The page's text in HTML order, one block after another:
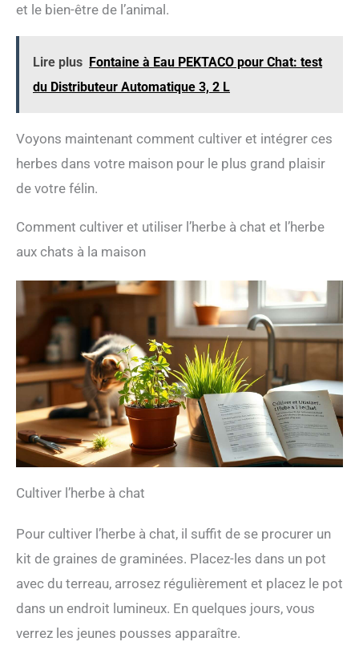
et le bien-être de l’animal.
Lire plus Fontaine à Eau PEKTACO pour Chat: test
du Distributeur Automatique 3, 2 L
Voyons maintenant comment cultiver et intégrer ces
herbes dans votre maison pour le plus grand plaisir
de votre félin.
Comment cultiver et utiliser l’herbe à chat et l’herbe
aux chats à la maison
Cultiver l’herbe à chat
Pour cultiver l’herbe à chat, il suffit de se procurer un
kit de graines de graminées. Placez-les dans un pot
avec du terreau, arrosez régulièrement et placez le pot
dans un endroit lumineux. En quelques jours, vous
verrez les jeunes pousses apparaître.